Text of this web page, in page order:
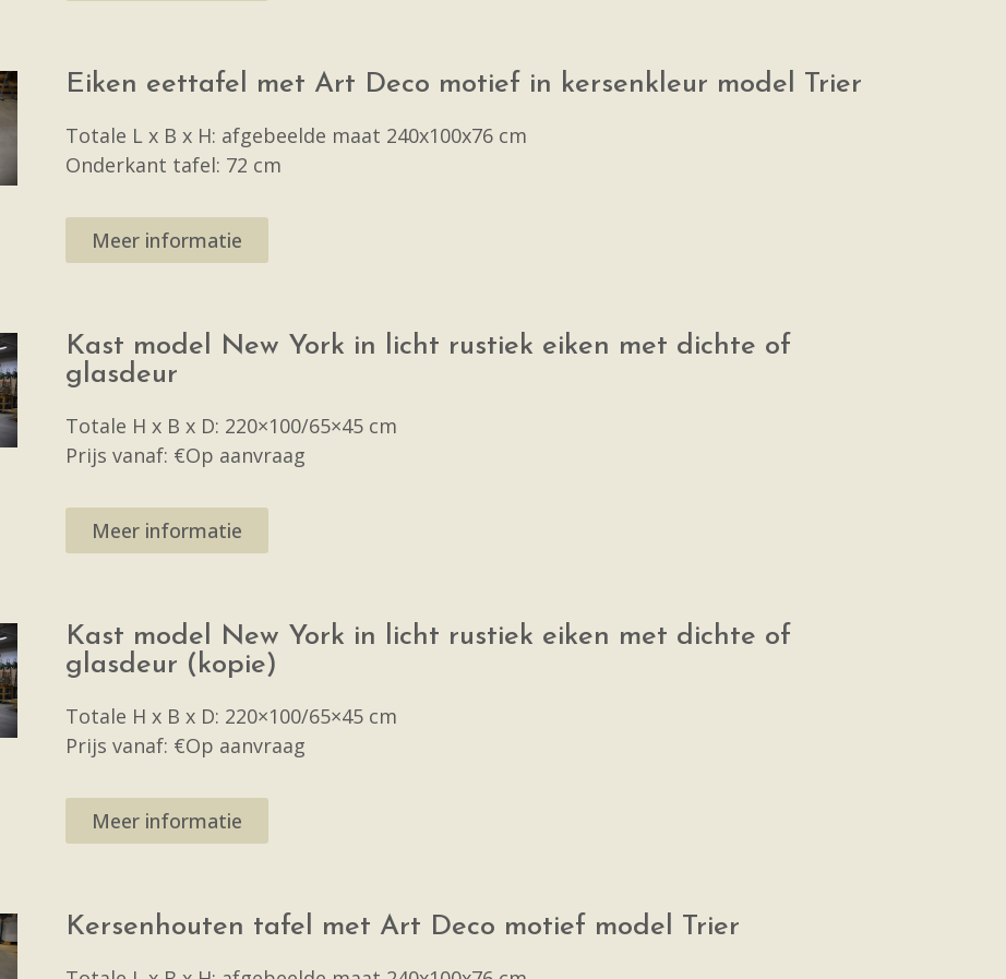
Eiken eettafel met Art Deco motief in kersenkleur model Trier
Totale L x B x H: afgebeelde maat 240x100x76 cm
Onderkant tafel: 72 cm
Meer informatie
Kast model New York in licht rustiek eiken met dichte of
glasdeur
Totale H x B x D: 220×100/65×45 cm
Prijs vanaf: €Op aanvraag
Meer informatie
Kast model New York in licht rustiek eiken met dichte of
glasdeur (kopie)
Totale H x B x D: 220×100/65×45 cm
Prijs vanaf: €Op aanvraag
Meer informatie
Kersenhouten tafel met Art Deco motief model Trier